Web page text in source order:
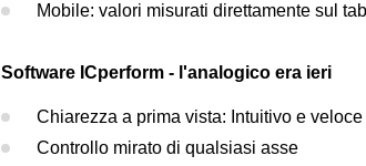
Mobile: valori misurati direttamente sul
Software ICperform - l'analogico era ieri
Chiarezza a prima vista: Intuitivo e
Controllo mirato di qualsiasi asse